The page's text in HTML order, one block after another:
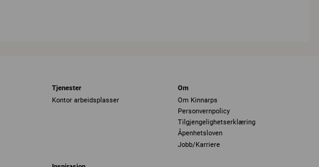
Tjenester
Kontor arbeidsplasser
Om
Om Kinnarps
Personvernpolicy
Tilgjengelighetserklæring
Åpenhetsloven
Jobb/Karriere